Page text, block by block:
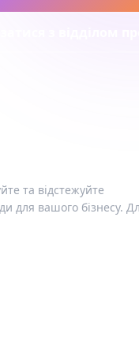
та відстежуйте
для вашого бізнесу.